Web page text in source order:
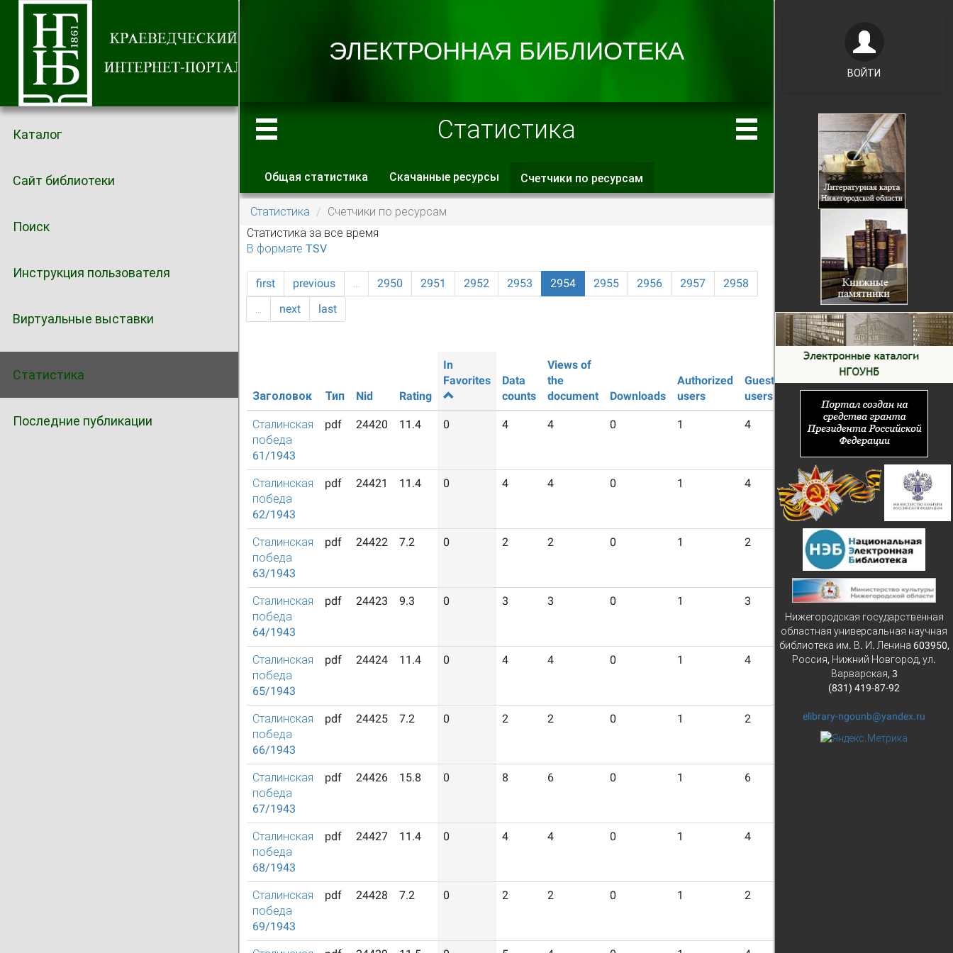
Каталог
Сайт библиотеки
Поиск
Инструкция пользователя
Виртуальные выставки
Статистика
Последние публикации
Статистика
Главные вкладки
Общая статистика Скачанные ресурсы Счетчики по ресурсам
вкладка)
Статистика
Счетчики по ресурсам
Статистика за все время
В формате TSV
first previous … 2950 2951 2952 2953 2954 2955 2956 2957
2958
…
next last
Заголовок Тип Nid Rating
In
Favorites
Data
counts
Views of
the
document
Downloads
Authorized
users
Guest
users
Сталинская
победа
61/1943
pdf 24420 11.4 0 4 4 0 1 4
Сталинская
победа
62/1943
pdf 24421 11.4 0 4 4 0 1 4
Сталинская
победа
63/1943
pdf 24422 7.2 0 2 2 0 1 2
Сталинская
победа
64/1943
pdf 24423 9.3 0 3 3 0 1 3
Сталинская
победа
65/1943
pdf 24424 11.4 0 4 4 0 1 4
Сталинская
победа
66/1943
pdf 24425 7.2 0 2 2 0 1 2
Сталинская
победа
67/1943
pdf 24426 15.8 0 8 6 0 1 6
Сталинская
победа
68/1943
pdf 24427 11.4 0 4 4 0 1 4
Сталинская
победа
69/1943
pdf 24428 7.2 0 2 2 0 1 2
ВОЙТИ
Нижегородская государственная
областная универсальная научная
библиотека им. В. И. Ленина 603950,
Россия, Нижний Новгород, ул.
Варварская, 3
(831) 419-87-92
elibrary-ngounb@yandex.ru